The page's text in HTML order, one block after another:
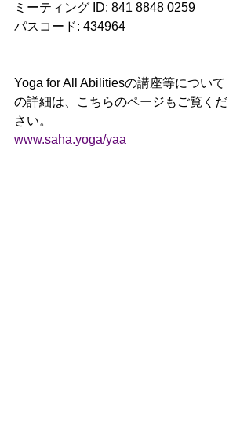
ミーティング ID: 841 8848 0259
パスコード: 434964
Yoga for All Abilitiesの講座等について
の詳細は、こちらのページもご覧くだ
さい。
www.saha.yoga/yaa